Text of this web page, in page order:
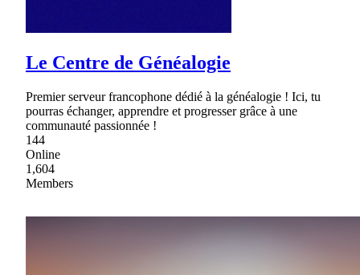
Le Centre de Généalogie
Premier serveur francophone dédié à la généalogie ! Ici, tu
pourras échanger, apprendre et progresser grâce à une
communauté passionnée !
144
Online
1,604
Members